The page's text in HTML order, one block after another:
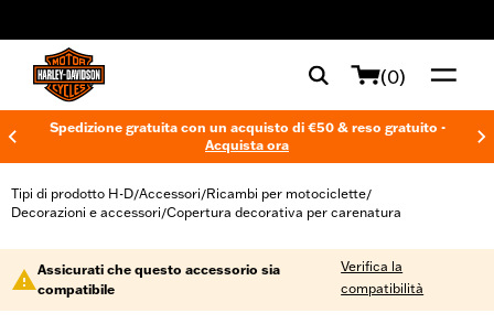
(0)
Spedizione gratuita con un acquisto di €50 & reso gratuito -
Acquista ora
Tipi di prodotto H-D/Accessori/Ricambi per motociclette/
Decorazioni e accessori/Copertura decorativa per carenatura
Assicurati che questo accessorio sia
compatibile
Verifica la
compatibilità